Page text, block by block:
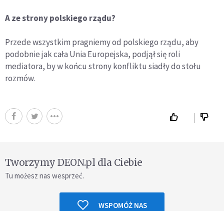
A ze strony polskiego rządu?
Przede wszystkim pragniemy od polskiego rządu, aby
podobnie jak cała Unia Europejska, podjął się roli
mediatora, by w końcu strony konfliktu siadły do stołu
rozmów.
Tworzymy DEON.pl dla Ciebie
Tu możesz nas wesprzeć.
WSPOMÓŻ NAS